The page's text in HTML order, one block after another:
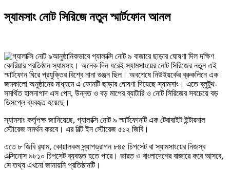
স্যামসাং নোট সিরিজে নতুন স্মার্টফোন আনল
আনুষ্ঠানিকভাবে গ্যালাক্সি নোট ৯ বাজারে ছাড়ার ঘোষণা দিল দক্ষিণ
কোরিয়ার প্রতিষ্ঠান স্যামসাং। অনেক দিন ধরেই স্যামসাংয়ের নোট সিরিজের নতুন এই
স্মার্টফোন ঘিরে প্রযুক্তির বিশ্বে নানা গুঞ্জন ছিল। অবশেষে নিউইয়র্কের ব্রুকলিনে এক
জমকালো অনুষ্ঠানের মাধ্যমে এ ফোনটি ছাড়ার ঘোষণা দিয়েছে স্যামসাং। এতে ব্লুটুথ-
সমর্থিত হালনাগাদ এস পেন, উন্নত ও বড় মাপের ব্যাটারি ও নোট সিরিজের সবচেয়ে বড়
ডিসপ্লে ব্যবহৃত হয়েছে।
স্যামসাং কর্তৃপক্ষ জানিয়েছে, গ্যালাক্সি নোট ৯ স্মার্টফোনটি এক টেরাবাইট ইন্টারনাল
স্টোরেজ সমর্থন করবে। এর বিল্ট ইন স্টোরেজ ৫১২ জিবি।
এতে ৮ জিবি র‍্যাম, কোয়ালকম স্ন্যাপড্রাগন ৮৪৫ চিপসেট বা স্যামসাংয়ের নিজস্ব
এক্সিনোস ৯৮১০ চিপসেট ব্যবহৃত হতে পারে। ভারত ও বাংলাদেশের বাজারে কবে আসবে,
সে তথ্য এখনো জানায়নি প্রতিষ্ঠানটি।